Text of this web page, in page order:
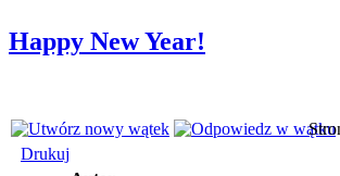
Happy New Year!
Drukuj